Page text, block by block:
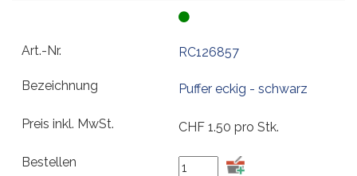
RC126857
Puffer eckig - schwarz
CHF 1.50 pro Stk.